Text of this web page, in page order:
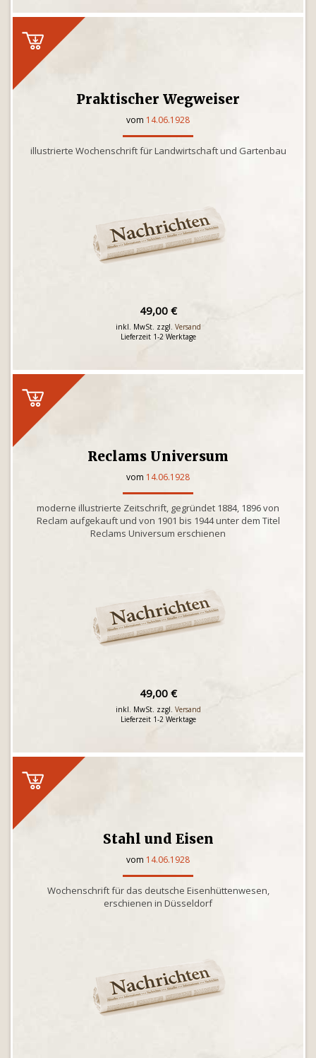
Praktischer Wegweiser
vom 14.06.1928
illustrierte Wochenschrift für Landwirtschaft und Gartenbau
49,00 €
inkl. MwSt. zzgl. Versand
Lieferzeit 1-2 Werktage
Reclams Universum
vom 14.06.1928
moderne illustrierte Zeitschrift, gegründet 1884, 1896 von
Reclam aufgekauft und von 1901 bis 1944 unter dem Titel
Reclams Universum erschienen
49,00 €
inkl. MwSt. zzgl. Versand
Lieferzeit 1-2 Werktage
Stahl und Eisen
vom 14.06.1928
Wochenschrift für das deutsche Eisenhüttenwesen,
erschienen in Düsseldorf